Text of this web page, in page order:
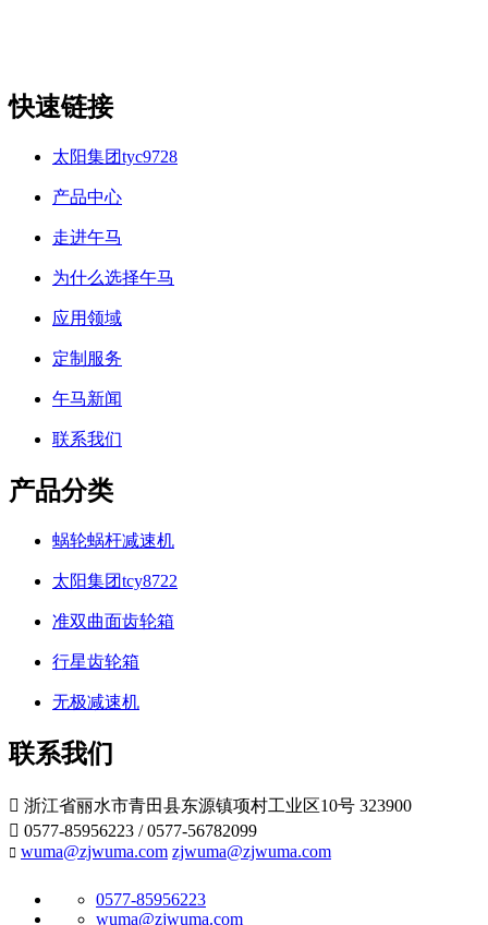
快速链接
太阳集团tyc9728
产品中心
走进午马
为什么选择午马
应用领域
定制服务
午马新闻
联系我们
产品分类
蜗轮蜗杆减速机
太阳集团tcy8722
准双曲面齿轮箱
行星齿轮箱
无极减速机
联系我们
 浙江省丽水市青田县东源镇项村工业区10号 323900
 0577-85956223 / 0577-56782099
 wuma@zjwuma.com zjwuma@zjwuma.com
0577-85956223
wuma@zjwuma.com